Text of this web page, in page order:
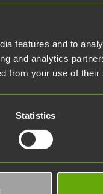
features and to
and analytics
from your use of
Statistics
2013